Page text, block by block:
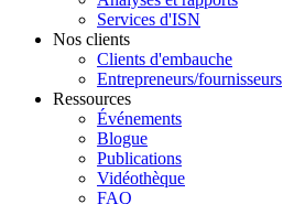
Services d'ISN
Nos clients
Clients d'embauche
Entrepreneurs/fournisseurs
Ressources
Événements
Blogue
Publications
Vidéothèque
FAQ